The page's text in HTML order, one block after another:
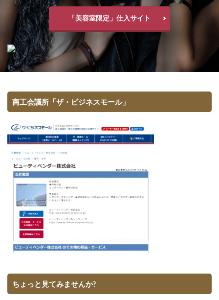
「美容室限定」仕入サイト
商工会議所「ザ・ビジネスモール」
ちょっと見てみませんか?